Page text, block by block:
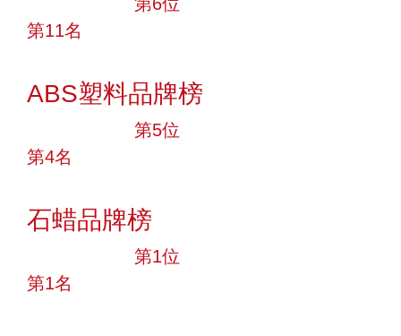
第11名
ABS塑料品牌榜
第5位
第4名
石蜡品牌榜
第1位
第1名